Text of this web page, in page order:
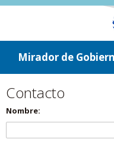
ir a contenido
ir al menú
Mirador de
Contacto
Nombre: